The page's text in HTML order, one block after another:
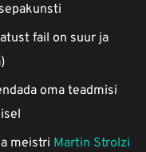
fail on suur ja
oma teadmisi
meistri